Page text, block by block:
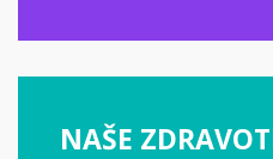
NAŠE